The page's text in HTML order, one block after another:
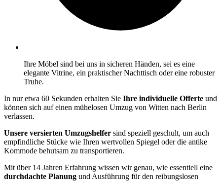
Ihre Möbel sind bei uns in sicheren Händen, sei es eine
elegante Vitrine, ein praktischer Nachttisch oder eine robuster
Truhe.
In nur etwa 60 Sekunden erhalten Sie Ihre individuelle Offerte und
können sich auf einen mühelosen Umzug von Witten nach Berlin
verlassen.
Unsere versierten Umzugshelfer sind speziell geschult, um auch
empfindliche Stücke wie Ihren wertvollen Spiegel oder die antike
Kommode behutsam zu transportieren.
Mit über 14 Jahren Erfahrung wissen wir genau, wie essentiell eine
durchdachte Planung und Ausführung für den reibungslosen